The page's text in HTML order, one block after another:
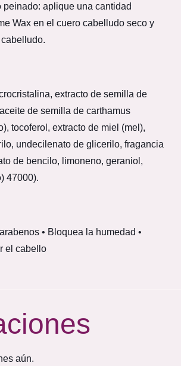
peinado: aplique una cantidad
Wax en el cuero cabelludo seco y
extracto de semilla de
de semilla de carthamus
tocoferol, extracto de miel (mel),
undecilenato de glicerilo, fragancia
de bencilo, limoneno, geraniol,
47000).
• Bloquea la humedad •
el cabello
aún.